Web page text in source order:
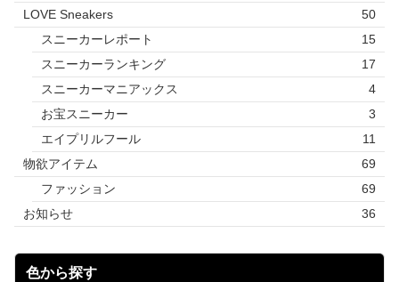
LOVE Sneakers
50
スニーカーレポート
15
スニーカーランキング
17
スニーカーマニアックス
4
お宝スニーカー
3
エイプリルフール
11
物欲アイテム
69
ファッション
69
お知らせ
36
色から探す